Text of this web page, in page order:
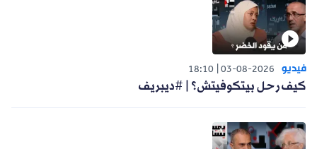
فيديو 03-08-2026
18:10
كيف رحل بيتكوفيتش؟ | #ديبريف